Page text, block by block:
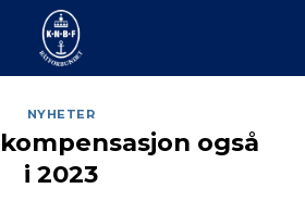
NYHETER
også
i 2023